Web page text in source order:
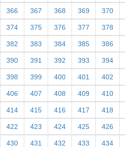
366 367 368 369 370
374 375 376 377 378
382 383 384 385 386
390 391 392 393 394
398 399 400 401 402
406 407 408 409 410
414 415 416 417 418
422 423 424 425 426
430 431 432 433 434